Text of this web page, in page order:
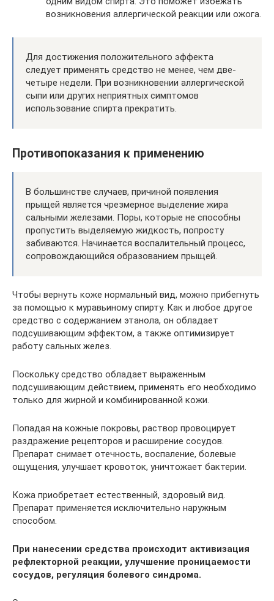
возникновения аллергической реакции или ожога.
Для достижения положительного эффекта
следует применять средство не менее, чем две-
четыре недели. При возникновении аллергической
сыпи или других неприятных симптомов
использование спирта прекратить.
Противопоказания к применению
В большинстве случаев, причиной появления
прыщей является чрезмерное выделение жира
сальными железами. Поры, которые не способны
пропустить выделяемую жидкость, попросту
забиваются. Начинается воспалительный процесс,
сопровождающийся образованием прыщей.
Чтобы вернуть коже нормальный вид, можно прибегнуть
за помощью к муравьиному спирту. Как и любое другое
средство с содержанием этанола, он обладает
подсушивающим эффектом, а также оптимизирует
работу сальных желез.
Поскольку средство обладает выраженным
подсушивающим действием, применять его необходимо
только для жирной и комбинированной кожи.
Попадая на кожные покровы, раствор провоцирует
раздражение рецепторов и расширение сосудов.
Препарат снимает отечность, воспаление, болевые
ощущения, улучшает кровоток, уничтожает бактерии.
Кожа приобретает естественный, здоровый вид.
Препарат применяется исключительно наружным
способом.
При нанесении средства происходит активизация
рефлекторной реакции, улучшение проницаемости
сосудов, регуляция болевого синдрома.